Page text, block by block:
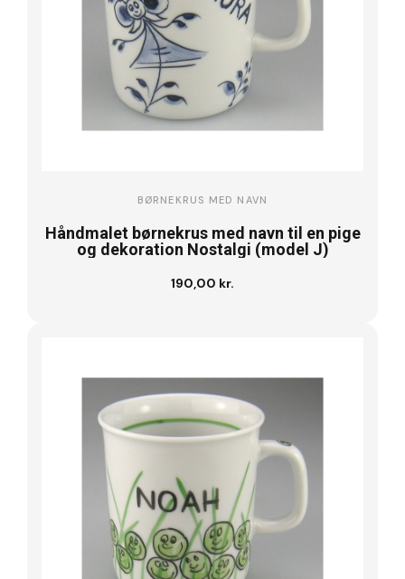
BØRNEKRUS MED NAVN
Håndmalet børnekrus med navn til en pige
og dekoration Nostalgi (model J)
190,00 kr.
Se vare